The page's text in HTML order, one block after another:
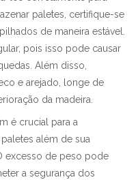
paletes, certifique-se
de maneira estável.
pois isso pode causar
Além disso,
e arejado, longe de
da madeira.
é crucial para a
além de sua
excesso de peso pode
a segurança dos